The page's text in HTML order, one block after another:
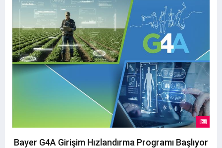
Bayer G4A Girişim Hızlandırma Programı Başlıyor